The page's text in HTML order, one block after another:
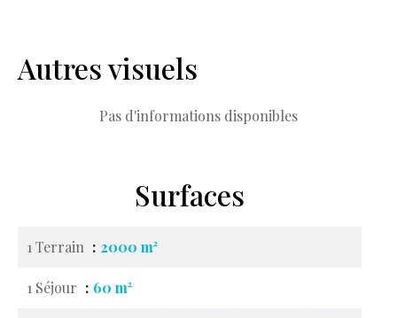
Autres visuels
Pas d'informations disponibles
Surfaces
1 Terrain 2000 m²
1 Séjour 60 m²